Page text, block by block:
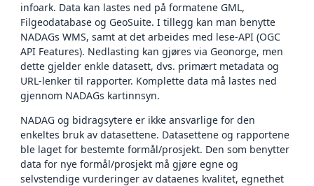
infoark. Data kan lastes ned på formatene GML,
Filgeodatabase og GeoSuite. I tillegg kan man benytte
NADAGs WMS, samt at det arbeides med lese-API (OGC
API Features). Nedlasting kan gjøres via Geonorge, men
dette gjelder enkle datasett, dvs. primært metadata og
URL-lenker til rapporter. Komplette data må lastes ned
gjennom NADAGs kartinnsyn.
NADAG og bidragsytere er ikke ansvarlige for den
enkeltes bruk av datasettene. Datasettene og rapportene
ble laget for bestemte formål/prosjekt. Den som benytter
data for nye formål/prosjekt må gjøre egne og
selvstendige vurderinger av dataenes kvalitet, egnethet